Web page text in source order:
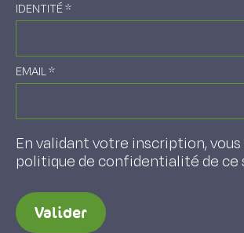
IDENTITÉ*
EMAIL*
En validant votre inscription,
politique de confidentialité de ce
Valider